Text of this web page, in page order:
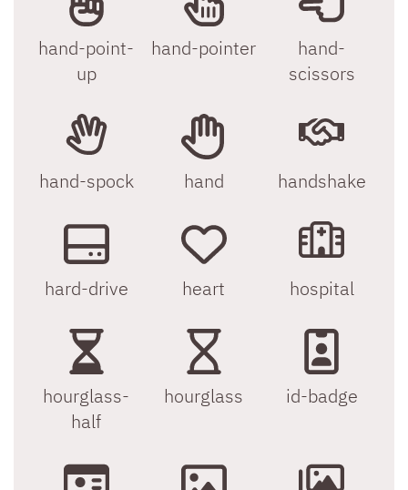
hand-point-
up
hand-pointer
hand-
scissors
hand-spock hand handshake
hard-drive heart hospital
hourglass-
half
hourglass id-badge